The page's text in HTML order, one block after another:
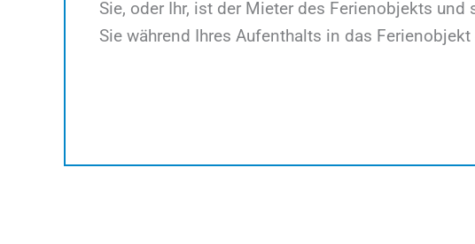
Sie, oder Ihr, ist der Mieter des Ferienobjekts
Sie während Ihres Aufenthalts in das